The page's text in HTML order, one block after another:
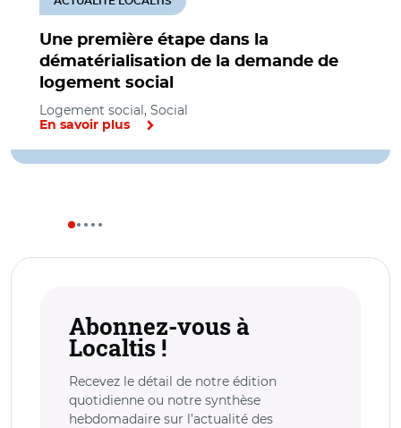
Une première étape dans la
dématérialisation de la demande de
logement social
Logement social, Social
En savoir plus
Abonnez-vous à
Localtis !
Recevez le détail de notre édition
quotidienne ou notre synthèse
hebdomadaire sur l’actualité des